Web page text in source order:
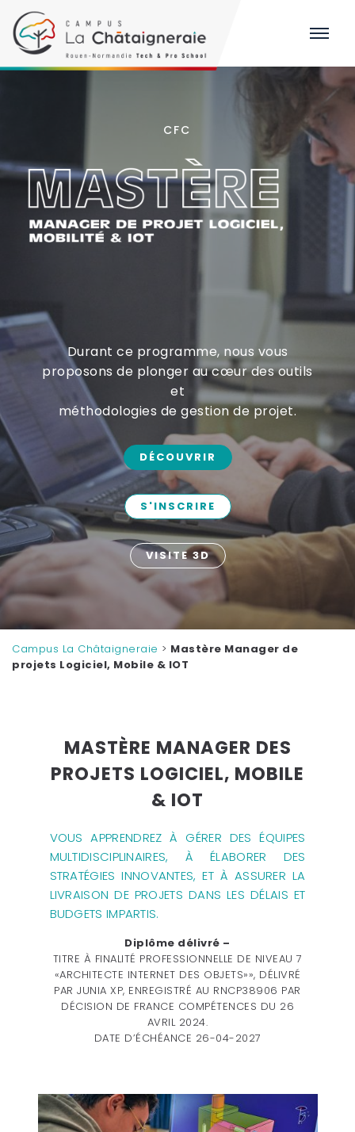
CFC
Durant ce programme, nous vous
proposons de plonger au cœurdes outils
et
méthodologies de gestion de projet.
DÉCOUVRIR
S'INSCRIRE
VISITE 3D
Campus La Châtaigneraie > Mastère Manager de
projets Logiciel, Mobile & IOT
MASTÈRE MANAGER DES
PROJETS LOGICIEL, MOBILE
& IOT
VOUS APPRENDREZ À GÉRER DES ÉQUIPES
MULTIDISCIPLINAIRES, À ÉLABORER DES
STRATÉGIES INNOVANTES, ET À ASSURER LA
LIVRAISON DE PROJETS DANS LES DÉLAIS ET
BUDGETS IMPARTIS.
Diplôme délivré –
TITRE À FINALITÉ PROFESSIONNELLE DE NIVEAU 7
«ARCHITECTE INTERNET DES OBJETS»», DÉLIVRÉ
PAR JUNIA XP, ENREGISTRÉ AU RNCP38906 PAR
DÉCISION DE FRANCE COMPÉTENCES DU 26
AVRIL 2024.
DATE D’ÉCHÉANCE 26-04-2027